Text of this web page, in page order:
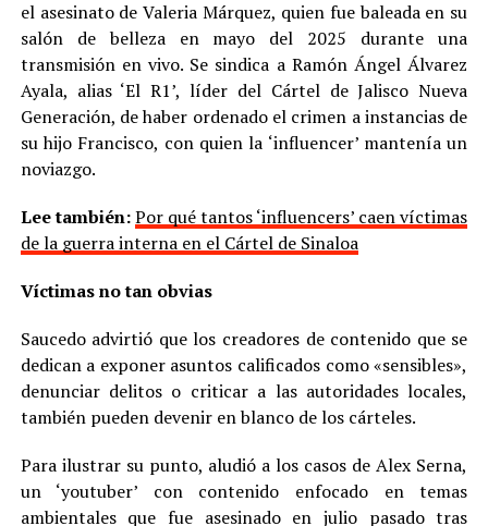
el asesinato de Valeria Márquez, quien fue baleada en su
salón de belleza en mayo del 2025 durante una
transmisión en vivo. Se sindica a Ramón Ángel Álvarez
Ayala, alias ‘El R1’, líder del Cártel de Jalisco Nueva
Generación, de haber ordenado el crimen a instancias de
su hijo Francisco, con quien la ‘influencer’ mantenía un
noviazgo.
Lee también:Por qué tantos ‘influencers’ caen víctimas
de la guerra interna en el Cártel de Sinaloa
Víctimas no tan obvias
Saucedo advirtió que los creadores de contenido que se
dedican a exponer asuntos calificados como «sensibles»,
denunciar delitos o criticar a las autoridades locales,
también pueden devenir en blanco de los cárteles.
Para ilustrar su punto, aludió a los casos de Alex Serna,
un ‘youtuber’ con contenido enfocado en temas
ambientales que fue asesinado en julio pasado tras